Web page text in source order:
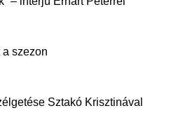
a szezon
Sztakó Krisztinával